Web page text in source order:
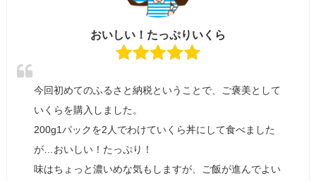
おいしい！たっぷりいくら
今回初めてのふるさと納税ということで、ご褒美として
いくらを購入しました。
200g1パックを2人でわけていくら丼にして食べました
が…おいしい！たっぷり！
味はちょっと濃いめな気もしますが、ご飯が進んでよい